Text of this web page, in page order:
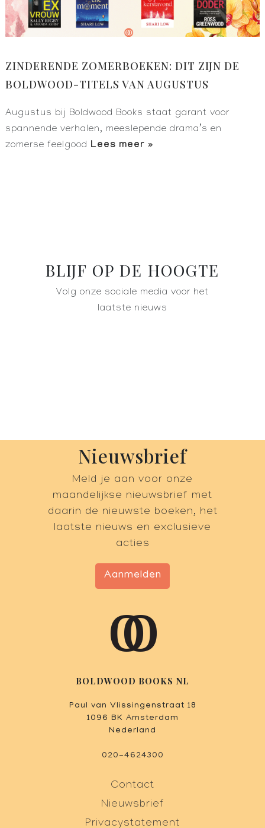
ZINDERENDE ZOMERBOEKEN: DIT ZIJN DE
BOLDWOOD-TITELS VAN AUGUSTUS
Augustus bij Boldwood Books staat garant voor
spannende verhalen, meeslepende drama’s en
zomerse feelgood Lees meer »
BLIJF OP DE HOOGTE
Volg onze sociale media voor het
laatste nieuws
Nieuwsbrief
Meld je aan voor onze
maandelijkse nieuwsbrief met
daarin de nieuwste boeken, het
laatste nieuws en exclusieve
acties
Aanmelden
BOLDWOOD BOOKS NL
Paul van Vlissingenstraat 18
1096 BK Amsterdam
Nederland
020-4624300
Contact
Nieuwsbrief
Privacystatement